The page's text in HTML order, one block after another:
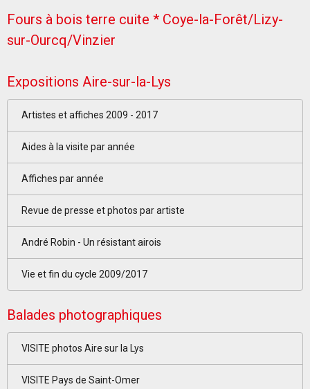
Fours à bois terre cuite * Coye-la-Forêt/Lizy-
sur-Ourcq/Vinzier
Expositions Aire-sur-la-Lys
Artistes et affiches 2009 - 2017
Aides à la visite par année
Affiches par année
Revue de presse et photos par artiste
André Robin - Un résistant airois
Vie et fin du cycle 2009/2017
Balades photographiques
VISITE photos Aire sur la Lys
VISITE Pays de Saint-Omer